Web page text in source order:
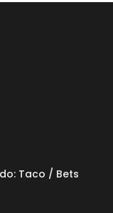
Taco / Bets